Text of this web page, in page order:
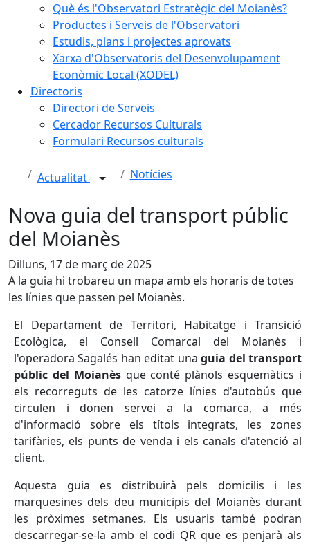
Què és l'Observatori Estratègic del Moianès?
Productes i Serveis de l'Observatori
Estudis, plans i projectes aprovats
Xarxa d'Observatoris del Desenvolupament
Econòmic Local (XODEL)
Directoris
Directori de Serveis
Cercador Recursos Culturals
Formulari Recursos culturals
Actualitat Notícies
Nova guia del transport públic
del Moianès
Dilluns, 17 de març de 2025
A la guia hi trobareu un mapa amb els horaris de totes
les línies que passen pel Moianès.
El Departament de Territori, Habitatge i Transició
Ecològica, el Consell Comarcal del Moianès i
l'operadora Sagalés han editat unaguia del transport
públic del Moianèsque conté plànols esquemàtics i
els recorreguts de les catorze línies d'autobús que
circulen i donen servei a la comarca, a més
d'informació sobre els títols integrats, les zones
tarifàries, els punts de venda i els canals d'atenció al
client.
Aquesta guia es distribuirà pels domicilis i les
marquesines dels deu municipis del Moianès durant
les pròximes setmanes. Els usuaris també podran
descarregar-se-la amb el codi QR que es penjarà als